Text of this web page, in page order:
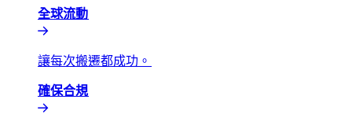
全球流動​​
讓每次搬遷都成功。​​
確保合規​​